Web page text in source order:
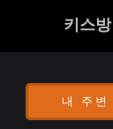
키스방
내 주변